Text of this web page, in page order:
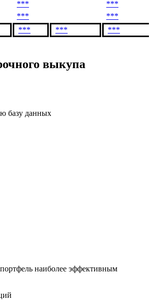
***
***
***
***
*** ***
***
выкупа
базу данных
наиболее эффективным